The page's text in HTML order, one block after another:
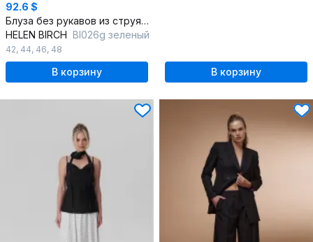
92.6 $
Блуза без рукавов из струящейся ткани с воротником-стойкой
HELEN BIRCH Bl026g зеленый
42, 44, 46, 48
В корзину В корзину